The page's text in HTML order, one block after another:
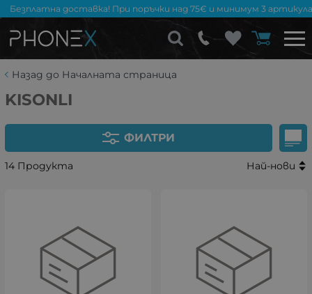
Безплатна доставка! При поръчки над 75€ и минимум 3
Назад до Началната страница
KISONLI
ФИЛТРИ
14 Продукта Най-нови